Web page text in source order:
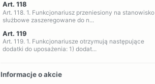
Art. 118
Art. 118. 1. Funkcjonariusz przeniesiony na stanowisko
służbowe zaszeregowane do n...
Art. 119
Art. 119. 1. Funkcjonariusze otrzymują następujące
dodatki do uposażenia: 1) dodat...
Informacje o akcie